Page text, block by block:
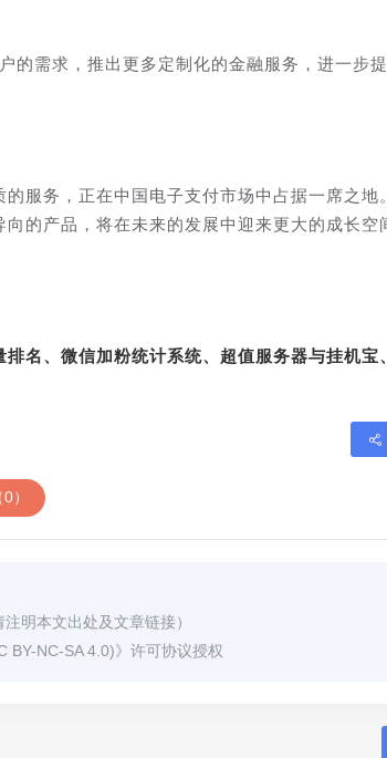
的需求，推出更多定制化的金融服务，进一步提
服务，正在中国电子支付市场中占据一席之地
的产品，将在未来的发展中迎来更大的成长空
名、微信加粉统计系统、超值服务器与挂机宝
）
注明本文出处及文章链接）
BY-NC-SA 4.0)》许可协议授权